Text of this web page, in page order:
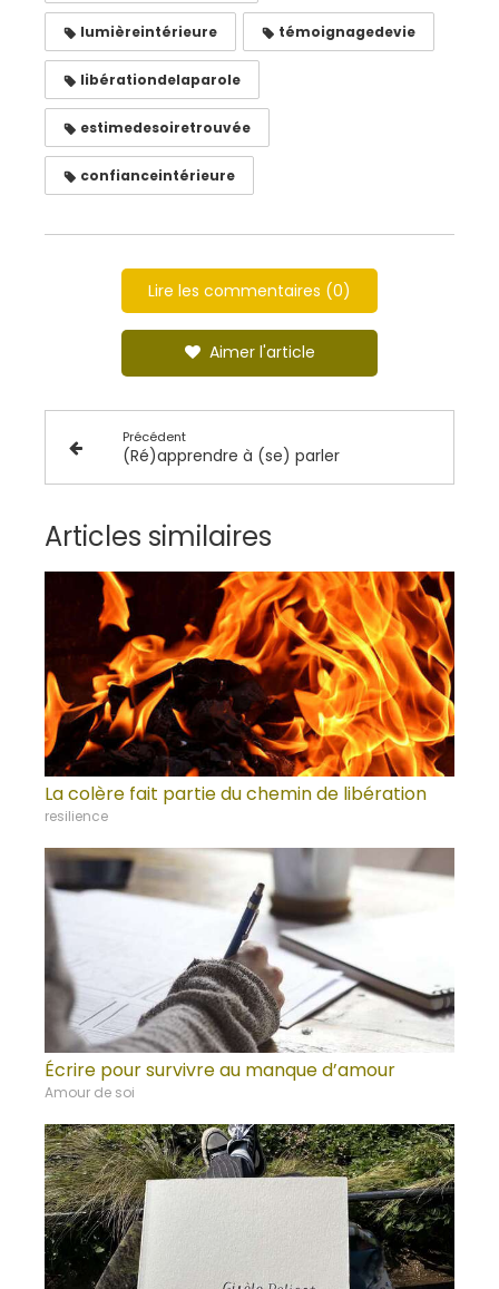
lumièreintérieure témoignagedevie
libérationdelaparole
estimedesoiretrouvée
confianceintérieure
Lire les commentaires (0)
Aimer l'article
Précédent
(Ré)apprendre à (se) parler
Articles similaires
La colère fait partie du chemin de libération
resilience
Écrire pour survivre au manque d’amour
Amour de soi